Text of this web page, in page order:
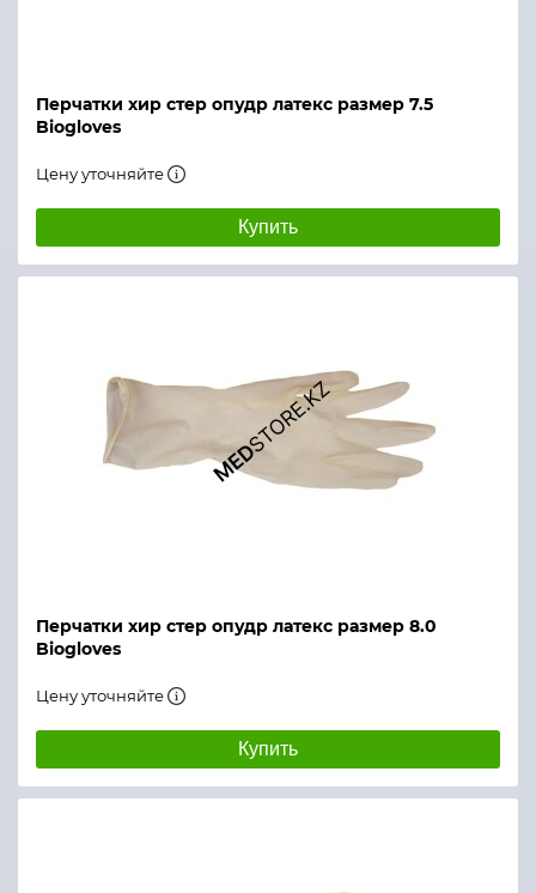
Перчатки хир стер опудр латекс размер 7.5
Biogloves
Цену уточняйте
Купить
Перчатки хир стер опудр латекс размер 8.0
Biogloves
Цену уточняйте
Купить